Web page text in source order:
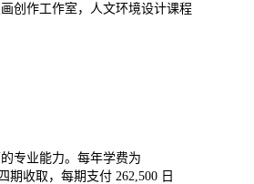
创作工作室，人文环境设计课程
专业能力。每年学费为
期收取，每期支付 262,500 日